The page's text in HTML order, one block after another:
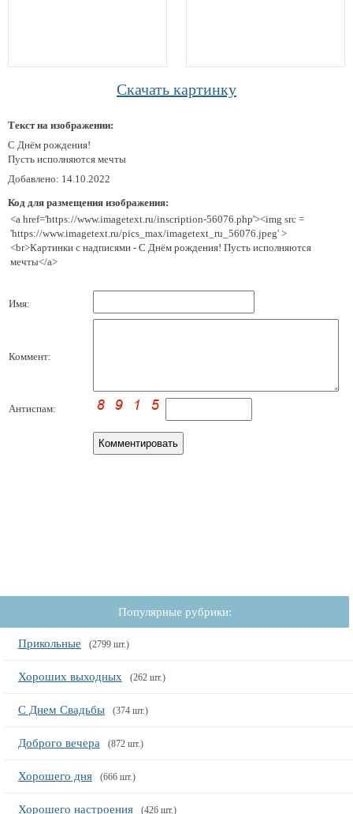
Скачать картинку
Текст на изображении:
С Днём рождения!
Пусть исполняются мечты
Добавлено: 14.10.2022
Код для размещения изображения:
<a href='https://www.imagetext.ru/inscription-56076.php'><img src =
'https://www.imagetext.ru/pics_max/imagetext_ru_56076.jpeg' >
<br>Картинки с надписями - С Днём рождения! Пусть исполняются
мечты</a>
Имя:
Коммент:
Антиспам:
Популярные рубрики:
Прикольные (2799 шт.)
Хороших выходных (262 шт.)
С Днем Свадьбы (374 шт.)
Доброго вечера (872 шт.)
Хорошего дня (666 шт.)
Хорошего настроения (426 шт.)